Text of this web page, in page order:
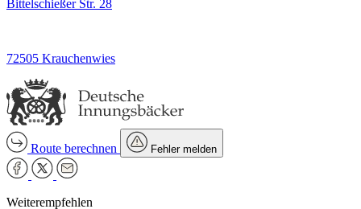
Bittelschießer Str. 28
72505 Krauchenwies
Route berechnen Fehler melden
Weiterempfehlen